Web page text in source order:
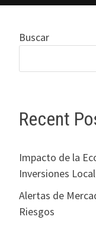
Buscar
Recent
Impacto de la
Inversiones
Alertas de
Riesgos